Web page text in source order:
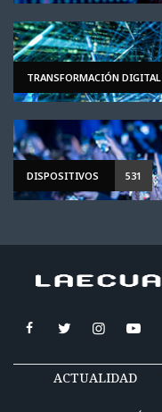
TRANSFORMACIÓN DIGITAL
DISPOSITIVOS 531
ACTUALIDAD